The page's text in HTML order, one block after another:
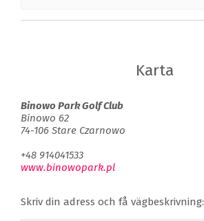
Karta
Binowo Park Golf Club
Binowo 62
74-106 Stare Czarnowo
+48 914041533
www.binowopark.pl
Skriv din adress och få vägbeskrivning: